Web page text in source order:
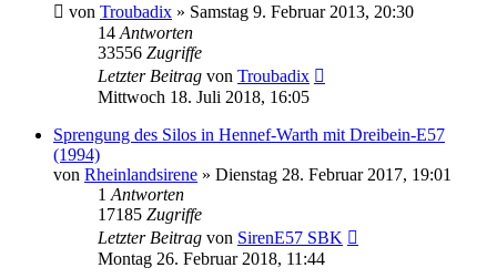
von Troubadix » Samstag 9. Februar 2013, 20:30
14 Antworten
33556 Zugriffe
Letzter Beitrag von Troubadix
Mittwoch 18. Juli 2018, 16:05
Sprengung des Silos in Hennef-Warth mit Dreibein-E57
(1994)
von Rheinlandsirene » Dienstag 28. Februar 2017, 19:01
1 Antworten
17185 Zugriffe
Letzter Beitrag von SirenE57 SBK
Montag 26. Februar 2018, 11:44